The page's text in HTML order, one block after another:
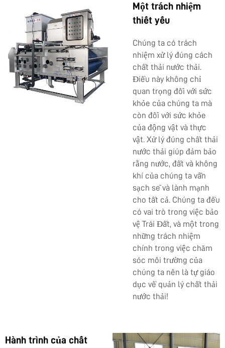
Một trách nhiệm
thiết yếu
Chúng ta có trách
nhiệm xử lý đúng cách
chất thải nước thải.
Điều này không chỉ
quan trọng đối với sức
khỏe của chúng ta mà
còn đối với sức khỏe
của động vật và thực
vật. Xử lý đúng chất thải
nước thải giúp đảm bảo
rằng nước, đất và không
khí của chúng ta vẫn
sạch sẽ và lành mạnh
cho tất cả. Chúng ta đều
có vai trò trong việc bảo
vệ Trái Đất, và một trong
những trách nhiệm
chính trong việc chăm
sóc môi trường của
chúng ta nên là tự giáo
dục về quản lý chất thải
nước thải!
Hành trình của chất